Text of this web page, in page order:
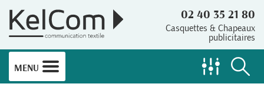
02 40 35 21 80
Casquettes & Chapeaux
publicitaires
MENU